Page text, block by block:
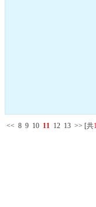
<< 8 9 10 11 12 13 >> [共